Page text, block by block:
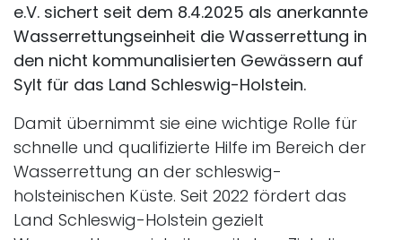
e.V. sichert seit dem 8.4.2025 als anerkannte
Wasserrettungseinheit die Wasserrettung in
den nicht kommunalisierten Gewässern auf
Sylt für das Land Schleswig-Holstein.
Damit übernimmt sie eine wichtige Rolle für
schnelle und qualifizierte Hilfe im Bereich der
Wasserrettung an der schleswig-
holsteinischen Küste. Seit 2022 fördert das
Land Schleswig-Holstein gezielt